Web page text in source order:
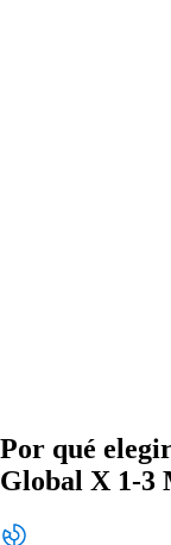
Por qué
Global X 1-3